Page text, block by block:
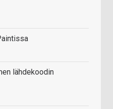
lähdekoodin